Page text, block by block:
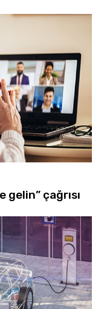
gelin” çağrısı